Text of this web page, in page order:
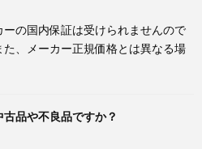
の国内保証は受けられませんので
、メーカー正規価格とは異なる場
品や不良品ですか？